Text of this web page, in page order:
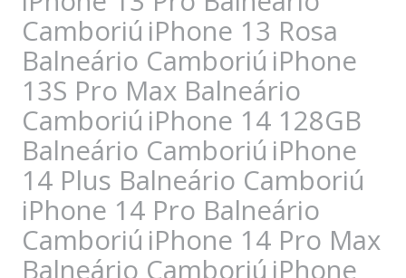
Camboriú iPhone 13 Rosa
Balneário Camboriú iPhone
13S Pro Max Balneário
Camboriú iPhone 14 128GB
Balneário Camboriú iPhone
14 Plus Balneário Camboriú
iPhone 14 Pro Balneário
Camboriú iPhone 14 Pro Max
Balneário Camboriú iPhone